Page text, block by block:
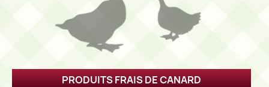
PRODUITS FRAIS DE CANARD